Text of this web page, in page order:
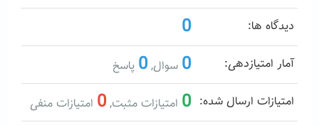
دیدگاه ها: 0
آمار امتیازدهی: 0 سوال,0 پاسخ
امتیازات ارسال شده: 0 امتیازات مثبت,0 امتیازات منفی